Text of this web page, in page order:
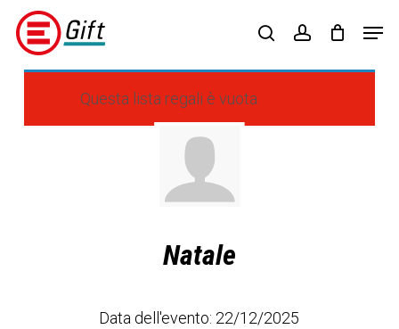
Skip
main
content
searchaccount
Questa lista regali è vuota.
Natale
Data dell'evento: 22/12/2025